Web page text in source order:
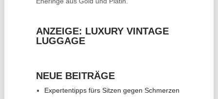
ANZEIGE: LUXURY VINTAGE
LUGGAGE
NEUE BEITRÄGE
Expertentipps fürs Sitzen gegen Schmerzen